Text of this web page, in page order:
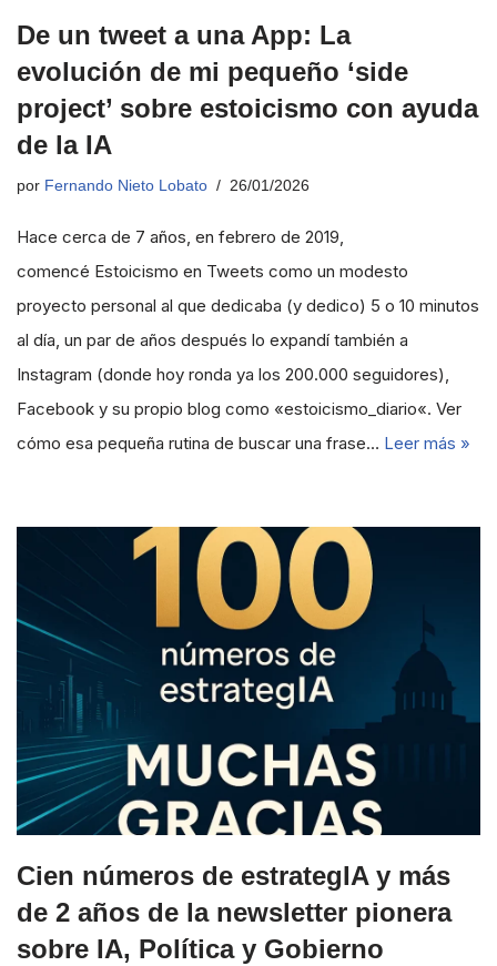
De un tweet a una App: La
evolución de mi pequeño ‘side
project’ sobre estoicismo con ayuda
de la IA
por Fernando Nieto Lobato 26/01/2026
Hace cerca de 7 años, en febrero de 2019,
comencé Estoicismo en Tweets como un modesto
proyecto personal al que dedicaba (y dedico) 5 o 10 minutos
al día, un par de años después lo expandí también a
Instagram (donde hoy ronda ya los 200.000 seguidores),
Facebook y su propio blog como «estoicismo_diario«. Ver
cómo esa pequeña rutina de buscar una frase… Leer más »
Cien números de estrategIA y más
de 2 años de la newsletter pionera
sobre IA, Política y Gobierno